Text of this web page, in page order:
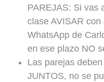
PAREJAS: Si vas
clase AVISAR
WhatsApp de
en ese plazo NO
Las parejas
JUNTOS, no se